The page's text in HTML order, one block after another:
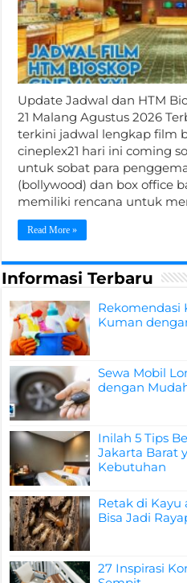
Update Jadwal dan HTM
21 Malang Agustus 2026
terkini jadwal lengkap film
cineplex21 hari ini coming
untuk sobat para
(bollywood) dan box office
memiliki rencana untuk
Read More »
Informasi Terbaru
Rekomendasi
Kuman
Sewa Mobil
dengan
Inilah 5 Tips
Jakarta Barat
Kebutuhan
Retak di
Bisa Jadi
27 Inspirasi